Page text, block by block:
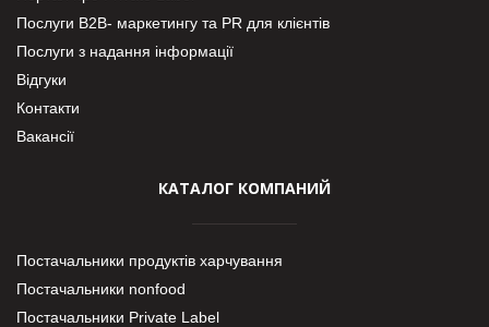
Послуги В2В- маркетингу та PR для клієнтів
Послуги з надання інформації
Відгуки
Контакти
Вакансії
КАТАЛОГ КОМПАНИЙ
Постачальники продуктів харчування
Постачальники nonfood
Постачальники Private Label